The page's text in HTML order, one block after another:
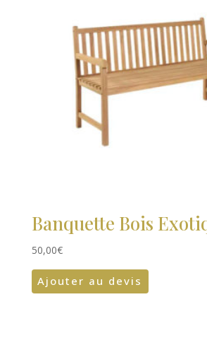
Banquette Bois
50,00€
Ajouter au devis